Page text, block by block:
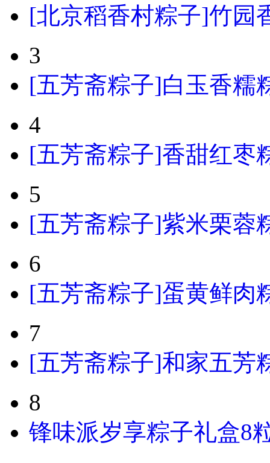
[北京稻香村粽子]竹园
3
[五芳斋粽子]白玉香糯
4
[五芳斋粽子]香甜红枣
5
[五芳斋粽子]紫米栗蓉
6
[五芳斋粽子]蛋黄鲜肉
7
[五芳斋粽子]和家五芳
8
锋味派岁享粽子礼盒8